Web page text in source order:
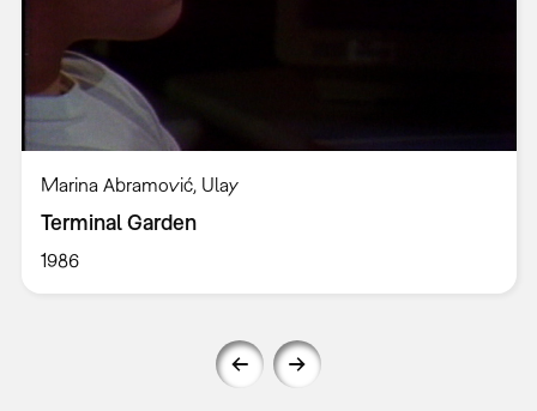
Marina Abramović, Ulay
Terminal Garden
1986